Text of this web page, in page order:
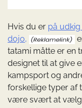
Hvis du er på
dojo,
tatami måtte er en
designet til at give
kampsport og
forskellige typer af
være svært at